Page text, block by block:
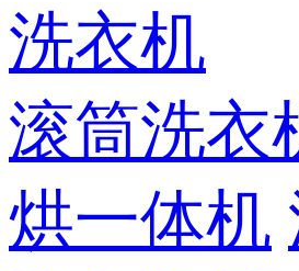
洗衣机
滚筒洗衣
烘一体机